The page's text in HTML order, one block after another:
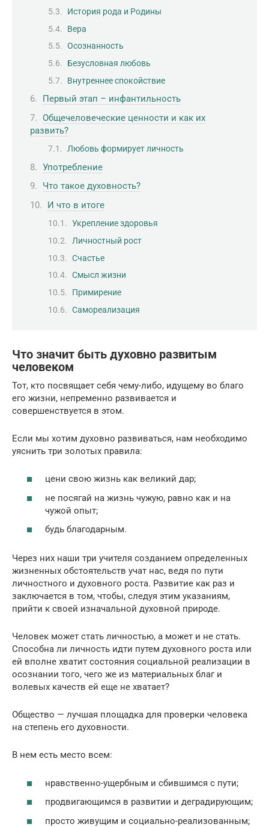
История рода и Родины
Вера
Осознанность
Безусловная любовь
Внутреннее спокойствие
Первый этап – инфантильность
Общечеловеческие ценности и как их
развить?
Любовь формирует личность
Употребление
Что такое духовность?
И что в итоге
Укрепление здоровья
Личностный рост
Счастье
Смысл жизни
Примирение
Самореализация
Что значит быть духовно развитым
человеком
Тот, кто посвящает себя чему-либо, идущему во благо
его жизни, непременно развивается и
совершенствуется в этом.
Если мы хотим духовно развиваться, нам необходимо
уяснить три золотых правила:
цени свою жизнь как великий дар;
не посягай на жизнь чужую, равно как и на
чужой опыт;
будь благодарным.
Через них наши три учителя созданием определенных
жизненных обстоятельств учат нас, ведя по пути
личностного и духовного роста. Развитие как раз и
заключается в том, чтобы, следуя этим указаниям,
прийти к своей изначальной духовной природе.
Человек может стать личностью, а может и не стать.
Способна ли личность идти путем духовного роста или
ей вполне хватит состояния социальной реализации в
осознании того, чего же из материальных благ и
волевых качеств ей еще не хватает?
Общество — лучшая площадка для проверки человека
на степень его духовности.
В нем есть место всем:
нравственно-ущербным и сбившимся с пути;
продвигающимся в развитии и деградирующим;
просто живущим и социально-реализованным;